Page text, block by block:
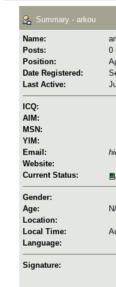
Summary - arkou
Name:
Posts:
0
Position:
Date Registered:
Last Active:
ICQ:
AIM:
MSN:
YIM:
Email:
Website:
Current Status:
Gender:
Age:
Location:
Local Time:
Language:
Signature: